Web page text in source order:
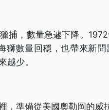
捕，數量急遽下降。
獅數量回穩，也帶來新
越少。
，準備從美國奧勒岡的威